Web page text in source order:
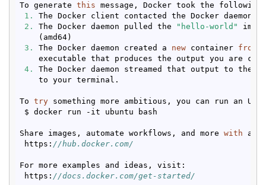
To generate this message, Docker took the
1.
The Docker client contacted the Docker daemon.
2.
The Docker daemon pulled the "hello-world"
    (amd64)
3.
The Docker daemon created a new container from
executable that produces the output you are
4.
The Docker daemon streamed that output to
    to your terminal.
To try something more ambitious, you can run an
$ docker run -it ubuntu bash
Share images, automate workflows, and more with a
https: //hub.docker.com/
For more examples and ideas, visit :
https: //docs.docker.com/get-started/